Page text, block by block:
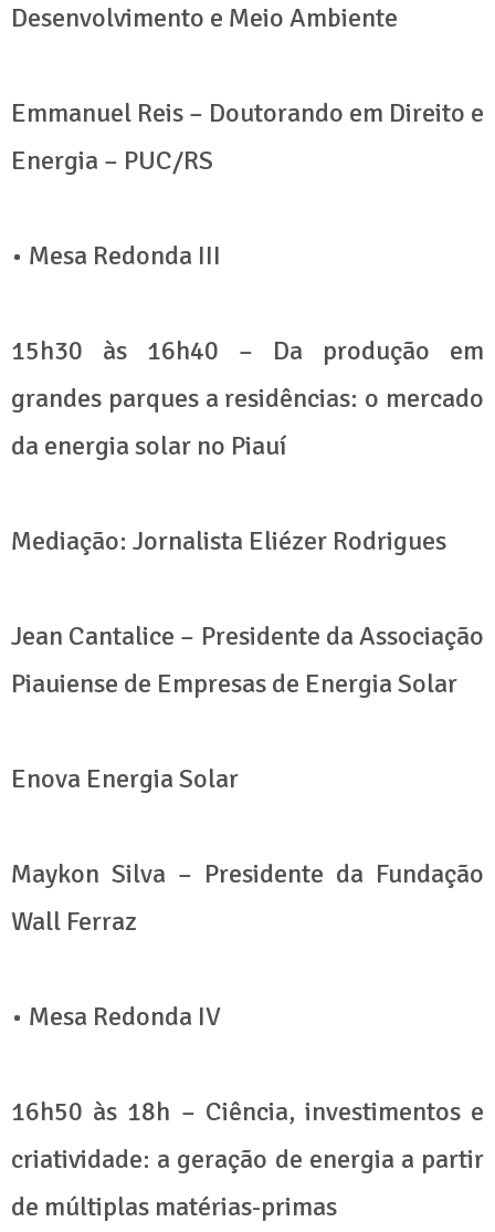
Desenvolvimento e Meio Ambiente
Emmanuel Reis – Doutorando em Direito e
Energia – PUC/RS
• Mesa Redonda III
15h30 às 16h40 – Da produção em
grandes parques a residências: o mercado
da energia solar no Piauí
Mediação: Jornalista Eliézer Rodrigues
Jean Cantalice – Presidente da Associação
Piauiense de Empresas de Energia Solar
Enova Energia Solar
Maykon Silva – Presidente da Fundação
Wall Ferraz
• Mesa Redonda IV
16h50 às 18h – Ciência, investimentos e
criatividade: a geração de energia a partir
de múltiplas matérias-primas